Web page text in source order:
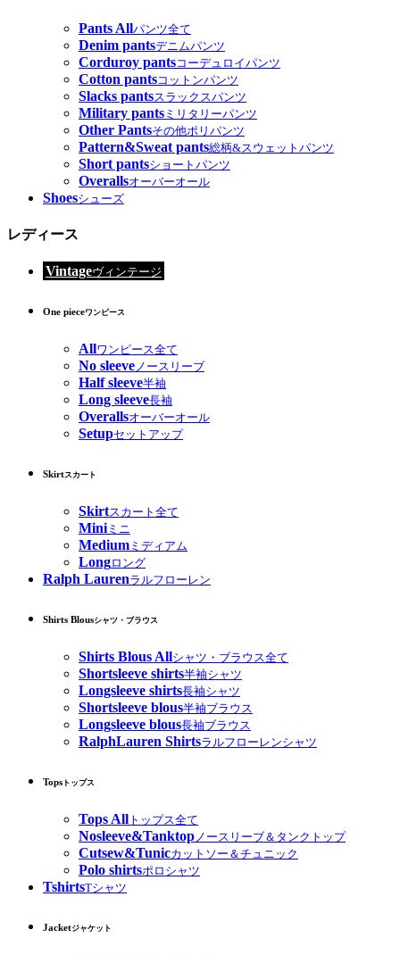
Pants Allパンツ全て
Denim pantsデニムパンツ
Corduroy pantsコーデュロイパンツ
Cotton pantsコットンパンツ
Slacks pantsスラックスパンツ
Military pants ミリタリーパンツ
Other Pantsその他ポリパンツ
Pattern&Sweat pants総柄&スウェットパンツ
Short pantsショートパンツ
Overallsオーバーオール
Shoesシューズ
レディース
Vintageヴィンテージ
One pieceワンピース
Allワンピース全て
No sleeveノースリーブ
Half sleeve半袖
Long sleeve長袖
Overallsオーバーオール
Setupセットアップ
Skirtスカート
Skirtスカート全て
Miniミニ
Medium ミディアム
Longロング
Ralph Laurenラルフローレン
Shirts Blousシャツ・ブラウス
Shirts Blous Allシャツ・ブラウス全て
Shortsleeve shirts半袖シャツ
Longsleeve shirts長袖シャツ
Shortsleeve blous半袖ブラウス
Longsleeve blous長袖ブラウス
RalphLauren Shirtsラルフローレンシャツ
Tops トップス
Tops All トップス全て
Nosleeve&Tanktop ノースリーブ＆タンクトップ
Cutsew&Tunicカットソー＆チュニック
Polo shirtsポロシャツ
TshirtsTシャツ
Jacketジャケット